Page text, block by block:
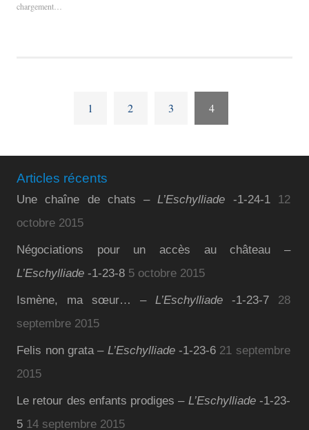
chargement…
1 2 3 4
Articles récents
Une chaîne de chats –L’Eschylliade -1-24-1
12
octobre 2015
Négociations pour un accès au château –
L’Eschylliade -1-23-8 5 octobre 2015
Ismène, ma sœur… – L’Eschylliade-1-23-7
28
septembre 2015
Felis non grata – L’Eschylliade-1-23-6 21 septembre
2015
Le retour des enfants prodiges – L’Eschylliade-1-23-
5 14 septembre 2015